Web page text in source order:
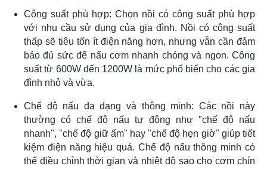
Công suất phù hợp: Chọn nồi có công suất phù hợp
với nhu cầu sử dụng của gia đình. Nồi có công suất
thấp sẽ tiêu tốn ít điện năng hơn, nhưng vẫn cần đảm
bảo đủ sức để nấu cơm nhanh chóng và ngon. Công
suất từ 600W đến 1200W là mức phổ biến cho các gia
đình nhỏ và vừa.
Chế độ nấu đa dạng và thông minh: Các nồi này
thường có chế độ nấu tự động như "chế độ nấu
nhanh", "chế độ giữ ấm" hay "chế độ hẹn giờ" giúp tiết
kiệm điện năng hiệu quả. Chế độ nấu thông minh có
thể điều chỉnh thời gian và nhiệt độ sao cho cơm chín